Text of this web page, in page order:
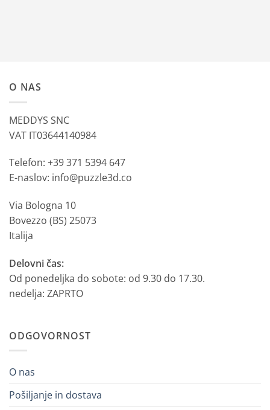
O NAS
MEDDYS SNC
VAT IT03644140984
Telefon: +39 371 5394 647
E-naslov: info@puzzle3d.co
Via Bologna 10
Bovezzo (BS) 25073
Italija
Delovni čas:
Od ponedeljka do sobote: od 9.30 do 17.30.
nedelja: ZAPRTO
ODGOVORNOST
O nas
Pošiljanje in dostava